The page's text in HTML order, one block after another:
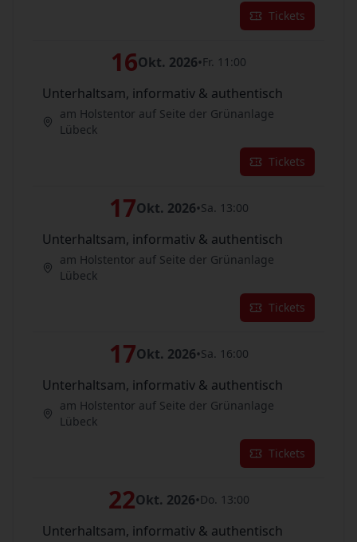
Tickets
16Okt. 2026•Fr. 11:00
Unterhaltsam, informativ & authentisch
am Holstentor auf Seite der Grünanlage
Lübeck
Tickets
17Okt. 2026•Sa. 13:00
Unterhaltsam, informativ & authentisch
am Holstentor auf Seite der Grünanlage
Lübeck
Tickets
17Okt. 2026•Sa. 16:00
Unterhaltsam, informativ & authentisch
am Holstentor auf Seite der Grünanlage
Lübeck
Tickets
22Okt. 2026•Do. 13:00
Unterhaltsam, informativ & authentisch